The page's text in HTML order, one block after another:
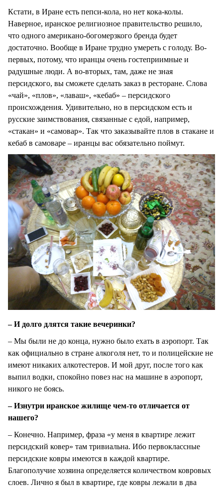
Кстати, в Иране есть пепси-кола, но нет кока-колы.
Наверное, иранское религиозное правительство решило,
что одного американо-богомерзкого бренда будет
достаточно. Вообще в Иране трудно умереть с голоду. Во-
первых, потому, что иранцы очень гостеприимные и
радушные люди. А во-вторых, там, даже не зная
персидского, вы сможете сделать заказ в ресторане. Слова
«чай», «плов», «лаваш», «кебаб» – персидского
происхождения. Удивительно, но в персидском есть и
русские заимствования, связанные с едой, например,
«стакан» и «самовар». Так что заказывайте плов в стакане и
кебаб в самоваре – иранцы вас обязательно поймут.
– И долго длятся такие вечеринки?
– Мы были не до конца, нужно было ехать в аэропорт. Так
как официально в стране алкоголя нет, то и полицейские не
имеют никаких алкотестеров. И мой друг, после того как
выпил водки, спокойно повез нас на машине в аэропорт,
никого не боясь.
– Изнутри иранское жилище чем-то отличается от
нашего?
– Конечно. Например, фраза «у меня в квартире лежит
персидский ковер» там тривиальна. Ибо первоклассные
персидские ковры имеются в каждой квартире.
Благополучие хозяина определяется количеством ковровых
слоев. Лично я был в квартире, где ковры лежали в два